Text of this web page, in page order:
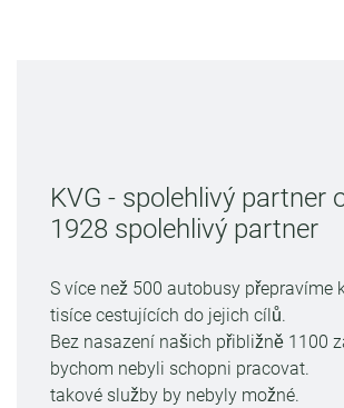
KVG - spolehlivý partner
1928 spolehlivý partner
S více než 500 autobusy přepravíme
tisíce cestujících do jejich cílů.
Bez nasazení našich přibližně 1100
bychom nebyli schopni pracovat.
takové služby by nebyly možné.